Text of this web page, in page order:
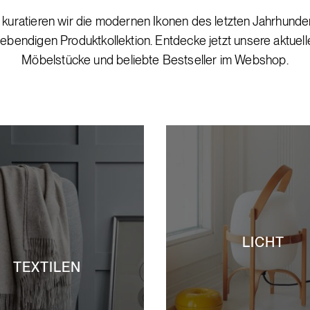
wir die modernen Ikonen des letzten
Produktkollektion. Entdecke jetzt unsere
Möbelstücke und beliebte Bestseller im Webshop.
TEXTILEN
LICHT